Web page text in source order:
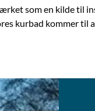
som en kilde til
kurbad kommer til